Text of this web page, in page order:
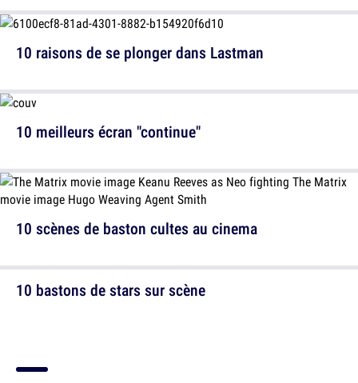
10 meilleurs écran "continue"
10 raisons de se plonger dans Lastman
10 scènes de baston cultes au cinema
10 bastons de stars sur scène